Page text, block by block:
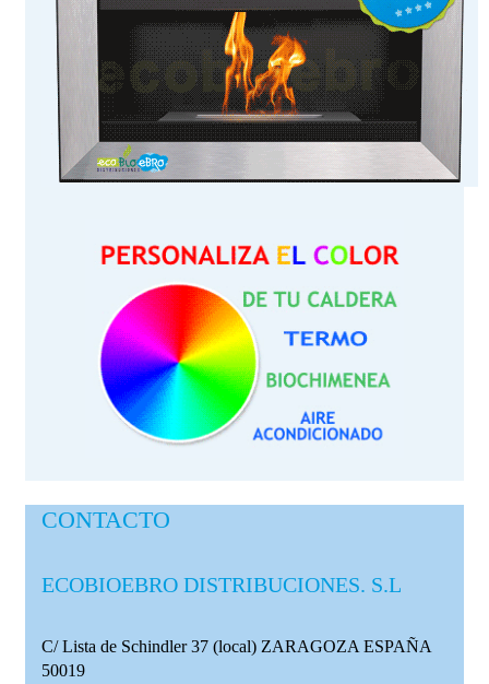
CONTACTO
ECOBIOEBRO DISTRIBUCIONES. S.L
C/ Lista de Schindler 37 (local) ZARAGOZA ESPAÑA
50019